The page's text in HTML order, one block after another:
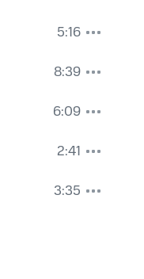
5:16
8:39
6:09
2:41
3:35